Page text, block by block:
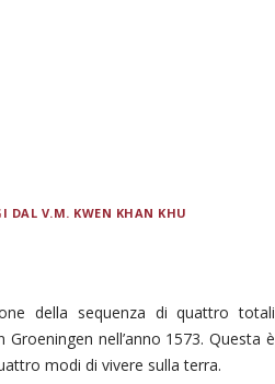
DAL V.M. KWEN KHAN KHU
della sequenza di quattro totali
nell’anno 1573. Questa è
modi di vivere sulla terra.